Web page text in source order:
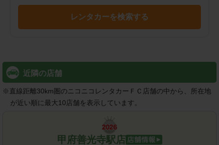
レンタカーを検索する
近隣の店舗
※直線距離30km圏のニコニコレンタカーＦＣ店舗の中から、所在地
が近い順に最大10店舗を表示しています。
甲府善光寺駅店